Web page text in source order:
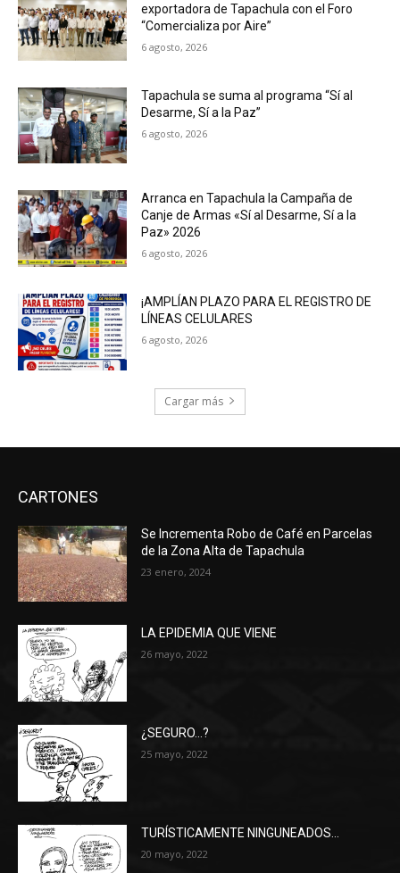
exportadora de Tapachula con el Foro
“Comercializa por Aire”
6 agosto, 2026
Tapachula se suma al programa “Sí al
Desarme, Sí a la Paz”
6 agosto, 2026
Arranca en Tapachula la Campaña de
Canje de Armas «Sí al Desarme, Sí a la
Paz» 2026
6 agosto, 2026
¡AMPLÍAN PLAZO PARA EL REGISTRO DE
LÍNEAS CELULARES
6 agosto, 2026
Cargar más
CARTONES
Se Incrementa Robo de Café en Parcelas
de la Zona Alta de Tapachula
23 enero, 2024
LA EPIDEMIA QUE VIENE
26 mayo, 2022
¿SEGURO…?
25 mayo, 2022
TURÍSTICAMENTE NINGUNEADOS…
20 mayo, 2022